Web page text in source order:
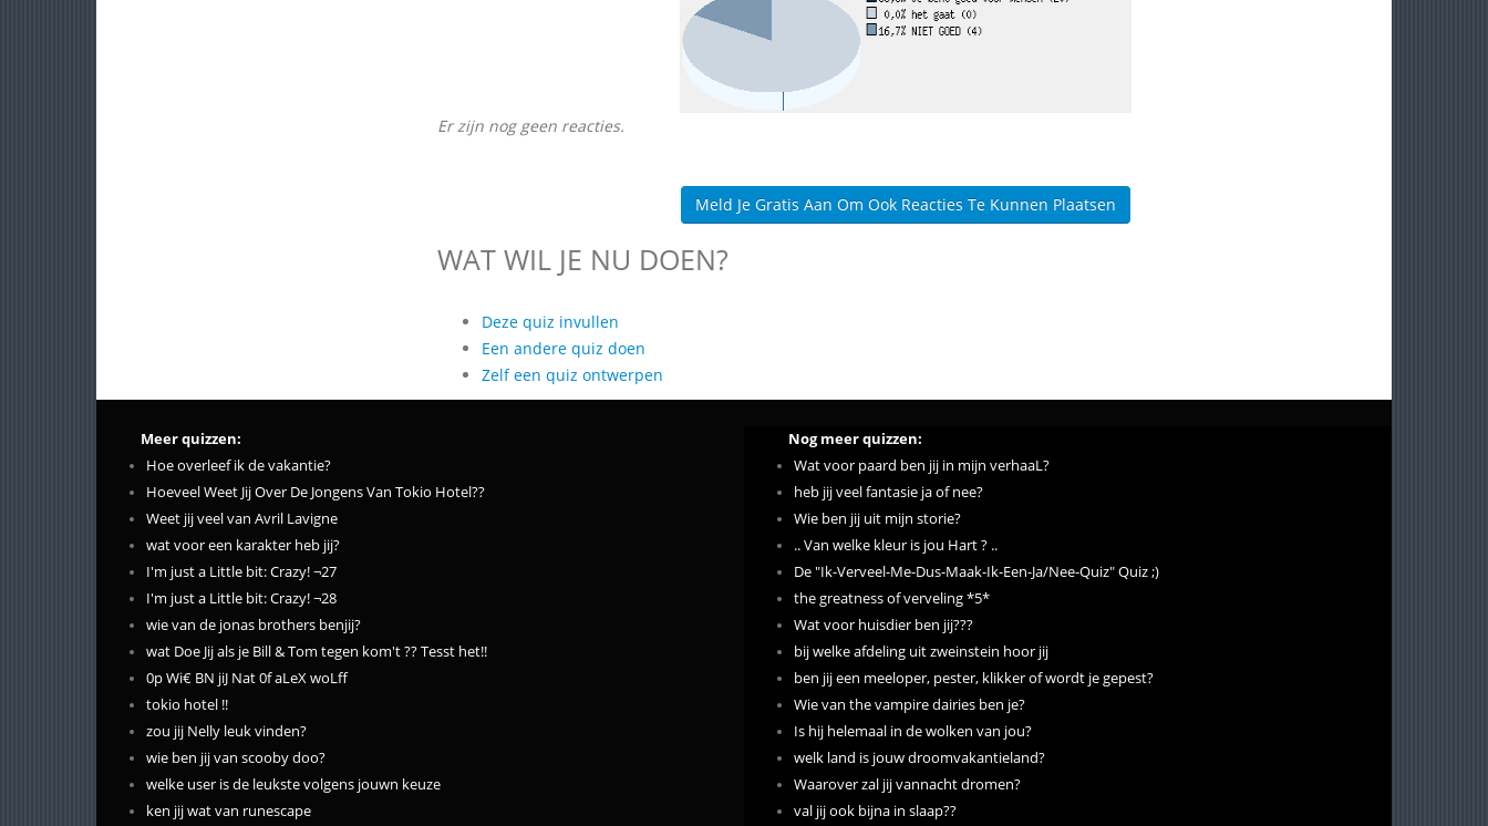
Er zijn nog geen reacties.
Meld Je Gratis Aan Om Ook Reacties Te Kunnen Plaatsen
WAT WIL JE NU DOEN?
Deze quiz invullen
Een andere quiz doen
Zelf een quiz ontwerpen
Meer quizzen:
Hoe overleef ik de vakantie?
Hoeveel Weet Jij Over De Jongens Van Tokio Hotel??
Weet jij veel van Avril Lavigne
wat voor een karakter heb jij?
I'm just a Little bit: Crazy! ¬27
I'm just a Little bit: Crazy! ¬28
wie van de jonas brothers benjij?
wat Doe Jij als je Bill & Tom tegen kom't ?? Tesst het!!
0p Wi€ BN jiJ Nat 0f aLeX woLff
tokio hotel !!
zou jij Nelly leuk vinden?
wie ben jij van scooby doo?
welke user is de leukste volgens jouwn keuze
ken jij wat van runescape
Nog meer quizzen:
Wat voor paard ben jij in mijn verhaaL?
heb jij veel fantasie ja of nee?
Wie ben jij uit mijn storie?
.. Van welke kleur is jou Hart ? ..
De "Ik-Verveel-Me-Dus-Maak-Ik-Een-Ja/Nee-Quiz" Quiz ;)
the greatness of verveling *5*
Wat voor huisdier ben jij???
bij welke afdeling uit zweinstein hoor jij
ben jij een meeloper, pester, klikker of wordt je gepest?
Wie van the vampire dairies ben je?
Is hij helemaal in de wolken van jou?
welk land is jouw droomvakantieland?
Waarover zal jij vannacht dromen?
val jij ook bijna in slaap??